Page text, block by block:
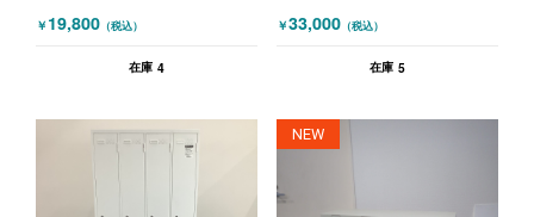
￥ 19,800 （税込）
在庫 4
￥33,000 （税込）
在庫 5
NEW